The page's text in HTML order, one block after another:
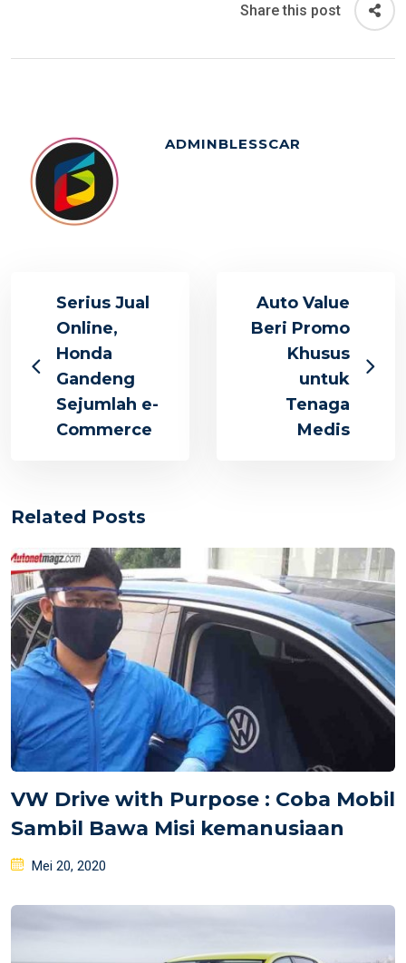
Share this post
ADMINBLESSCAR
Serius Jual
Online,
Honda
Gandeng
Sejumlah e-
Commerce
Auto Value
Beri Promo
Khusus
untuk
Tenaga
Medis
Related Posts
VW Drive with Purpose : Coba Mobil
Sambil Bawa Misi kemanusiaan
Posted
Mei 20, 2020